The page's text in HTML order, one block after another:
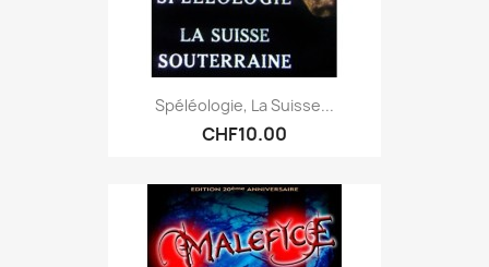
Spéléologie, La Suisse...
CHF10.00